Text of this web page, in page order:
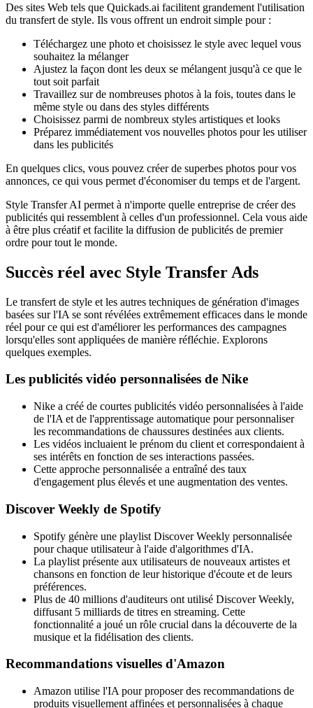
Des sites Web tels que Quickads.ai facilitent grandement l'utilisation
du transfert de style. Ils vous offrent un endroit simple pour :
Téléchargez une photo et choisissez le style avec lequel vous
souhaitez la mélanger
Ajustez la façon dont les deux se mélangent jusqu'à ce que le
tout soit parfait
Travaillez sur de nombreuses photos à la fois, toutes dans le
même style ou dans des styles différents
Choisissez parmi de nombreux styles artistiques et looks
Préparez immédiatement vos nouvelles photos pour les utiliser
dans les publicités
En quelques clics, vous pouvez créer de superbes photos pour vos
annonces, ce qui vous permet d'économiser du temps et de l'argent.
Style Transfer AI permet à n'importe quelle entreprise de créer des
publicités qui ressemblent à celles d'un professionnel. Cela vous aide
à être plus créatif et facilite la diffusion de publicités de premier
ordre pour tout le monde.
Succès réel avec Style Transfer Ads
Le transfert de style et les autres techniques de génération d'images
basées sur l'IA se sont révélées extrêmement efficaces dans le monde
réel pour ce qui est d'améliorer les performances des campagnes
lorsqu'elles sont appliquées de manière réfléchie. Explorons
quelques exemples.
Les publicités vidéo personnalisées de Nike
Nike a créé de courtes publicités vidéo personnalisées à l'aide
de l'IA et de l'apprentissage automatique pour personnaliser
les recommandations de chaussures destinées aux clients.
Les vidéos incluaient le prénom du client et correspondaient à
ses intérêts en fonction de ses interactions passées.
Cette approche personnalisée a entraîné des taux
d'engagement plus élevés et une augmentation des ventes.
Discover Weekly de Spotify
Spotify génère une playlist Discover Weekly personnalisée
pour chaque utilisateur à l'aide d'algorithmes d'IA.
La playlist présente aux utilisateurs de nouveaux artistes et
chansons en fonction de leur historique d'écoute et de leurs
préférences.
Plus de 40 millions d'auditeurs ont utilisé Discover Weekly,
diffusant 5 milliards de titres en streaming. Cette
fonctionnalité a joué un rôle crucial dans la découverte de la
musique et la fidélisation des clients.
Recommandations visuelles d'Amazon
Amazon utilise l'IA pour proposer des recommandations de
produits visuellement affinées et personnalisées à chaque